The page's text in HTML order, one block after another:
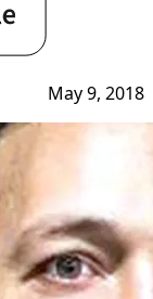
May 9, 2018